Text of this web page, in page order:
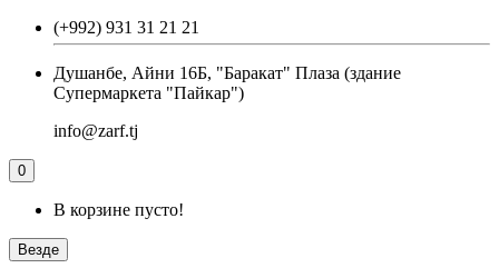
(+992) 931 31 21 21
Душанбе, Айни 16Б, "Баракат" Плаза (здание
Супермаркета "Пайкар")
info@zarf.tj
0
В корзине пусто!
Везде